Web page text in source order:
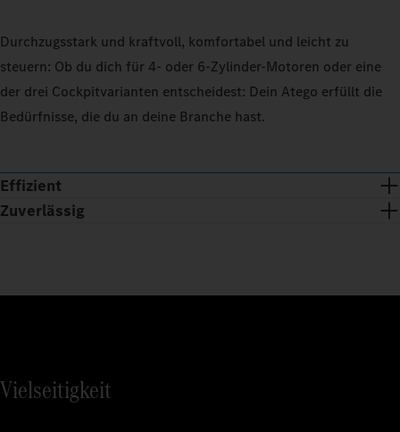
Durchzugsstark und kraftvoll, komfortabel und leicht zu
steuern: Ob du dich für 4‑ oder 6‑Zylinder-Motoren oder eine
der drei Cockpitvarianten entscheidest: Dein Atego erfüllt die
Bedürfnisse, die du an deine Branche hast.
Effizient
Zuverlässig
Vielseitigkeit